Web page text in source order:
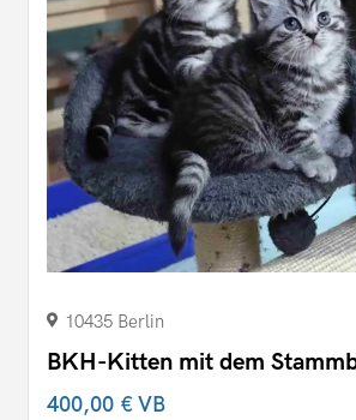
10435 Berlin
BKH-Kitten mit dem
400,00 €VB